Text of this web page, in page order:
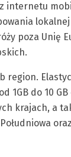
internetu
poza Unię
region.
1GB do 10
krajach, a